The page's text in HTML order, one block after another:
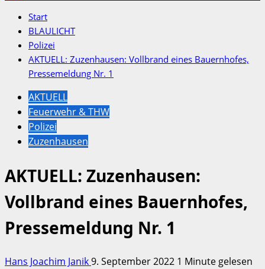
Start
BLAULICHT
Polizei
AKTUELL: Zuzenhausen: Vollbrand eines Bauernhofes,
Pressemeldung Nr. 1
AKTUELL
Feuerwehr & THW
Polizei
Zuzenhausen
AKTUELL: Zuzenhausen:
Vollbrand eines Bauernhofes,
Pressemeldung Nr. 1
Hans Joachim Janik9. September 2022 1 Minute gelesen